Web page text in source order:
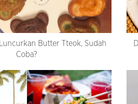
Butter Tteok, Sudah
Coba?